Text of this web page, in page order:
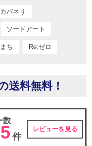
カバネリ
ソードアート
ち Re:ゼロ
送料無料！
数
件
レビューを見る